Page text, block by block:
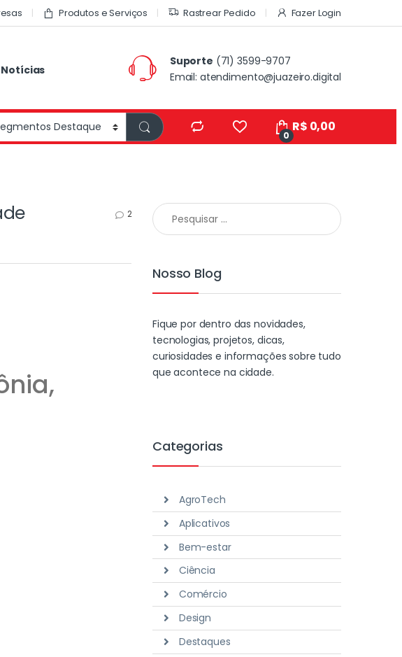
Produtos e Serviços Rastrear Pedido Fazer Login
Notícias
Suporte (71) 3599-9707
Email: atendimento@juazeiro.digital
0
R$ 0,00
2
Nosso Blog
Fique por dentro das novidades,
tecnologias, projetos, dicas,
curiosidades e informações sobre tudo
que acontece na cidade.
Categorias
AgroTech
Aplicativos
Bem-estar
Ciência
Comércio
Design
Destaques